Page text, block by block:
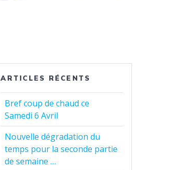
ARTICLES RÉCENTS
Bref coup de chaud ce
Samedi 6 Avril
Nouvelle dégradation du
temps pour la seconde partie
de semaine …